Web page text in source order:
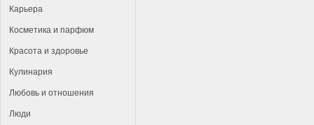
Карьера
Косметика и парфюм
Красота и здоровье
Кулинария
Любовь и отношения
Люди